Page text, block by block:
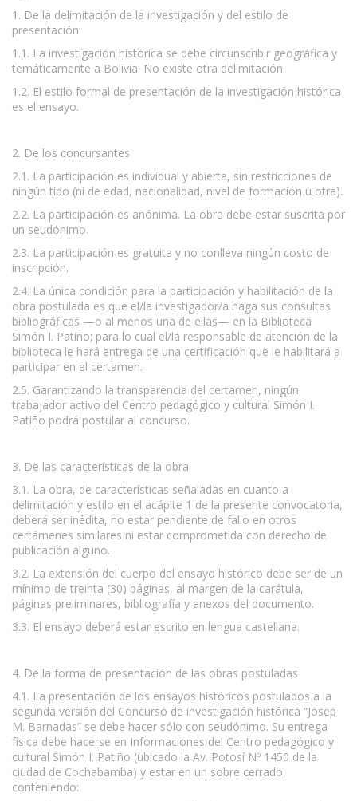
1. De la delimitación de la investigación y del estilo de
presentación
1.1. La investigación histórica se debe circunscribir geográfica y
temáticamente a Bolivia. No existe otra delimitación.
1.2. El estilo formal de presentación de la investigación histórica
es el ensayo.
2. De los concursantes
2.1. La participación es individual y abierta, sin restricciones de
ningún tipo (ni de edad, nacionalidad, nivel de formación u otra).
2.2. La participación es anónima. La obra debe estar suscrita por
un seudónimo.
2.3. La participación es gratuita y no conlleva ningún costo de
inscripción.
2.4. La única condición para la participación y habilitación de la
obra postulada es que el/la investigador/a haga sus consultas
bibliográficas —o al menos una de ellas— en la Biblioteca
Simón I. Patiño; para lo cual el/la responsable de atención de la
biblioteca le hará entrega de una certificación que le habilitará a
participar en el certamen.
2.5. Garantizando la transparencia del certamen, ningún
trabajador activo del Centro pedagógico y cultural Simón I.
Patiño podrá postular al concurso.
3. De las características de la obra
3.1. La obra, de características señaladas en cuanto a
delimitación y estilo en el acápite 1 de la presente convocatoria,
deberá ser inédita, no estar pendiente de fallo en otros
certámenes similares ni estar comprometida con derecho de
publicación alguno.
3.2. La extensión del cuerpo del ensayo histórico debe ser de un
mínimo de treinta (30) páginas, al margen de la carátula,
páginas preliminares, bibliografía y anexos del documento.
3.3. El ensayo deberá estar escrito en lengua castellana.
4. De la forma de presentación de las obras postuladas
4.1. La presentación de los ensayos históricos postulados a la
segunda versión del Concurso de investigación histórica “Josep
M. Barnadas” se debe hacer sólo con seudónimo. Su entrega
física debe hacerse en Informaciones del Centro pedagógico y
cultural Simón I. Patiño (ubicado la Av. Potosí Nº 1450 de la
ciudad de Cochabamba) y estar en un sobre cerrado,
conteniendo: